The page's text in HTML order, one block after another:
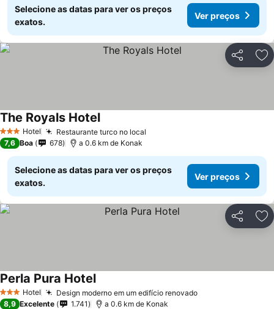
Selecione as datas para ver os preços
exatos.
Ver preços
Partilhar
3 EstrelasHotel Restaurante turco no local
The Royals Hotel
7,6 Boa 678 a 0.6 km de Konak
Selecione as datas para ver os preços
exatos.
Ver preços
Partilhar
3 EstrelasHotel Design moderno em um edifício renovado
Perla Pura Hotel
8,9 Excelente 1.741 a 0.6 km de Konak